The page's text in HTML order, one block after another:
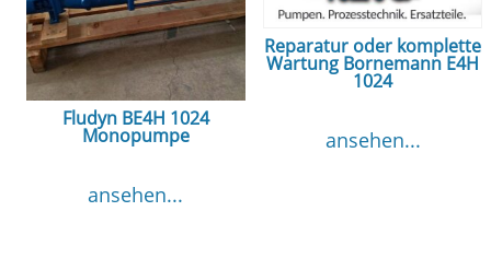
Fludyn BE4H 1024
Monopumpe
ansehen...
Reparatur oder komplette
Wartung Bornemann E4H
1024
ansehen...